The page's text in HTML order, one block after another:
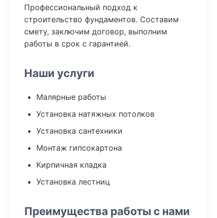
Профессиональный подход к
строительство фундаментов. Составим
смету, заключим договор, выполним
работы в срок с гарантией.
Наши услуги
Малярные работы
Установка натяжных потолков
Установка сантехники
Монтаж гипсокартона
Кирпичная кладка
Установка лестниц
Преимущества работы с нами